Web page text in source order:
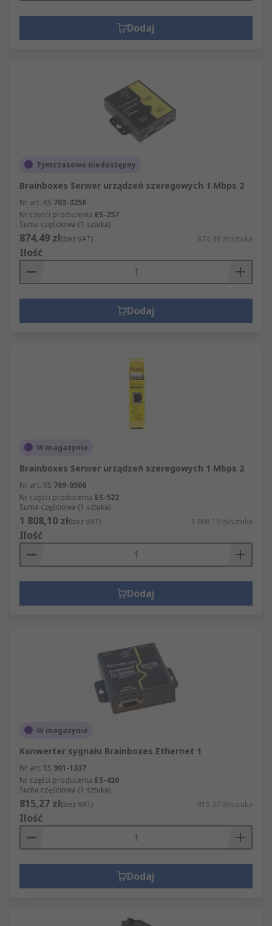
Dodaj
Tymczasowo niedostępny
Brainboxes Serwer urządzeń szeregowych 1 Mbps 2
Nr art. RS 703-3256
Nr części producenta ES-257
Suma częściowa (1 sztuka)
874,49 zł(bez VAT) 874,49 zł/sztuka
Ilość
Dodaj
W magazynie
Brainboxes Serwer urządzeń szeregowych 1 Mbps 2
Nr art. RS 769-0506
Nr części producenta ES-522
Suma częściowa (1 sztuka)
1 808,10 zł(bez VAT) 1 808,10 zł/sztuka
Ilość
Dodaj
W magazynie
Konwerter sygnału Brainboxes Ethernet 1
Nr art. RS 901-1337
Nr części producenta ES-420
Suma częściowa (1 sztuka)
815,27 zł(bez VAT) 815,27 zł/sztuka
Ilość
Dodaj